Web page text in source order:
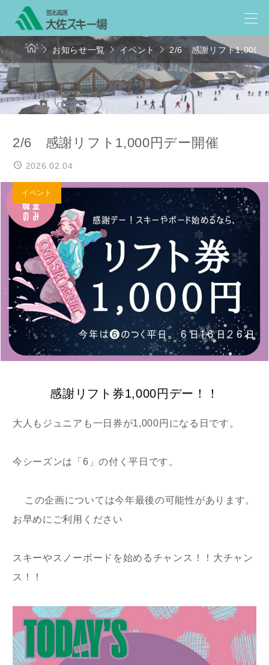
 お知らせ一覧イベント 2/6 感謝リフト1,000円
2/6 感謝リフト1,000円デー開催
2026.02.04
イベント
感謝リフト券1,000円デー！！
大人もジュニアも一日券が1,000円になる日です。
今シーズンは「6」の付く平日です。
この企画については今年最後の可能性があります。
お早めにご利用ください
スキーやスノーボードを始めるチャンス！！大チャン
ス！！